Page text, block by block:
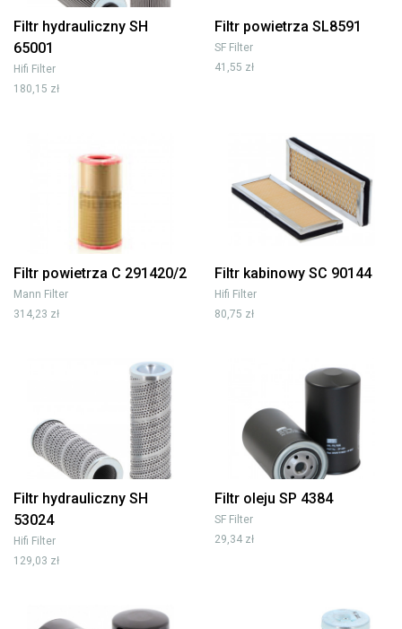
Filtr hydrauliczny SH
65001
Hifi Filter
180,15 zł
Filtr powietrza SL8591
SF Filter
41,55 zł
Filtr powietrza C 291420/2
Mann Filter
314,23 zł
Filtr kabinowy SC 90144
Hifi Filter
80,75 zł
Filtr hydrauliczny SH
53024
Hifi Filter
129,03 zł
Filtr oleju SP 4384
SF Filter
29,34 zł